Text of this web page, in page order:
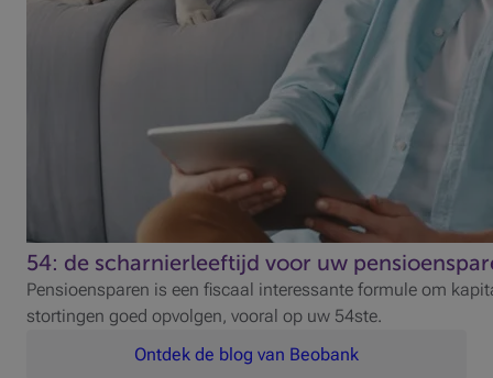
54: de scharnierleeftijd voor uw
Pensioensparen is een fiscaal interessante formule om
stortingen goed opvolgen, vooral op uw 54ste.
Ontdek de blog van Beobank